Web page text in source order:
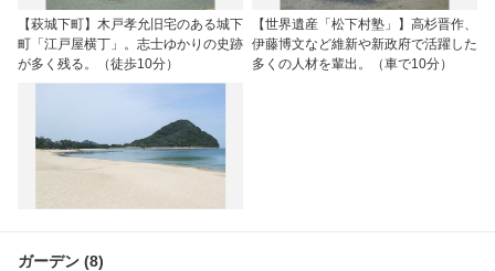
【萩城下町】木戸孝允旧宅のある城下
町「江戸屋横丁」。志士ゆかりの史跡
が多く残る。（徒歩10分）
【世界遺産「松下村塾」】高杉晋作、
伊藤博文など維新や新政府で活躍した
多くの人材を輩出。（車で10分）
ガーデン (8)